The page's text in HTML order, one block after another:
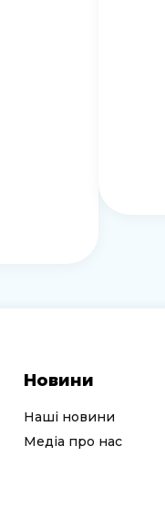
Новини
Наші новини
Медіа про нас